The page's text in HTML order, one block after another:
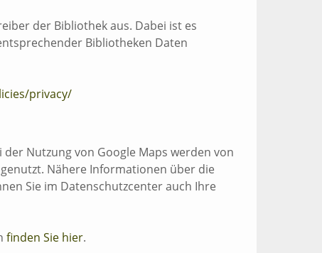
der Bibliothek aus. Dabei ist es
Bibliotheken Daten
privacy/
Nutzung von Google Maps werden von
Nähere Informationen über die
Sie im Datenschutzcenter auch Ihre
finden Sie hier.